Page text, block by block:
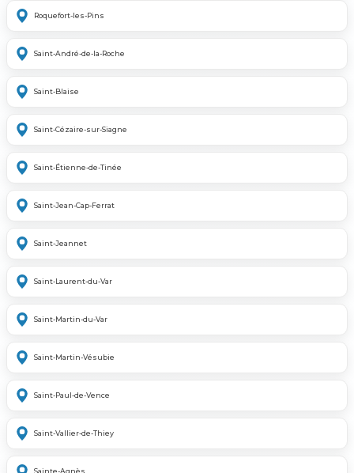
Roquefort-les-Pins
Saint-André-de-la-Roche
Saint-Blaise
Saint-Cézaire-sur-Siagne
Saint-Étienne-de-Tinée
Saint-Jean-Cap-Ferrat
Saint-Jeannet
Saint-Laurent-du-Var
Saint-Martin-du-Var
Saint-Martin-Vésubie
Saint-Paul-de-Vence
Saint-Vallier-de-Thiey
Sainte-Agnès